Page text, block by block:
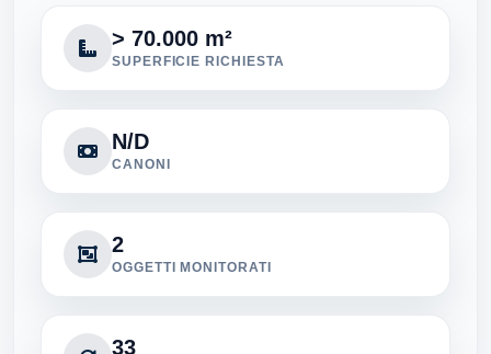
> 70.000 m²
SUPERFICIE RICHIESTA
N/D
CANONI
2
OGGETTI MONITORATI
33